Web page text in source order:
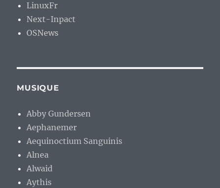
LinuxFr
Next-Inpact
OSNews
MUSIQUE
Abby Gundersen
Aephanemer
Aequinoctium Sanguinis
Alnea
Alwaid
Aythis